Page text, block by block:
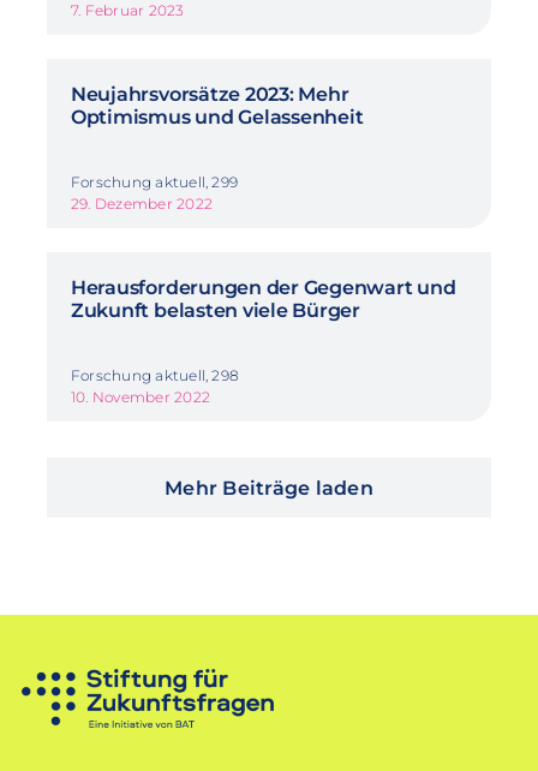
7. Februar 2023
Neujahrsvorsätze 2023: Mehr
Optimismus und Gelassenheit
Forschung aktuell, 299
29. Dezember 2022
Herausforderungen der Gegenwart und
Zukunft belasten viele Bürger
Forschung aktuell, 298
10. November 2022
Mehr Beiträge laden